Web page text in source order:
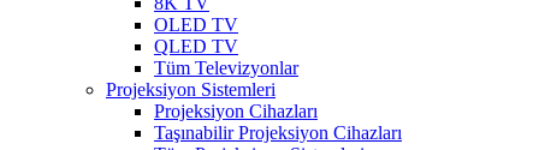
OLED TV
QLED TV
Tüm Televizyonlar
Projeksiyon Sistemleri
Projeksiyon Cihazları
Taşınabilir Projeksiyon Cihazları